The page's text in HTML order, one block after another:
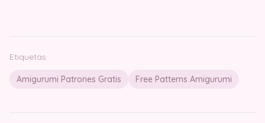
Etiquetas
Amigurumi Patrones Gratis Free Patterns Amigurumi